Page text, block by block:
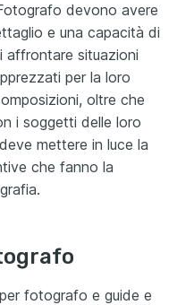
devono avere
e una capacità di
affrontare situazioni
per la loro
oltre che
i soggetti delle loro
mettere in luce la
che fanno la
fotografo e guide e